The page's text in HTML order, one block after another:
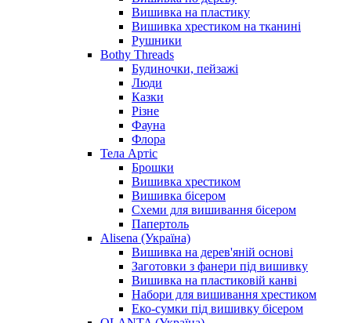
Вишивка на пластику
Вишивка хрестиком на тканині
Рушники
Bothy Threads
Будиночки, пейзажі
Люди
Казки
Різне
Фауна
Флора
Тела Артіс
Брошки
Вишивка хрестиком
Вишивка бісером
Схеми для вишивання бісером
Папертоль
Alisena (Україна)
Вишивка на дерев'яній основі
Заготовки з фанери під вишивку
Вишивка на пластиковій канві
Набори для вишивання хрестиком
Еко-сумки під вишивку бісером